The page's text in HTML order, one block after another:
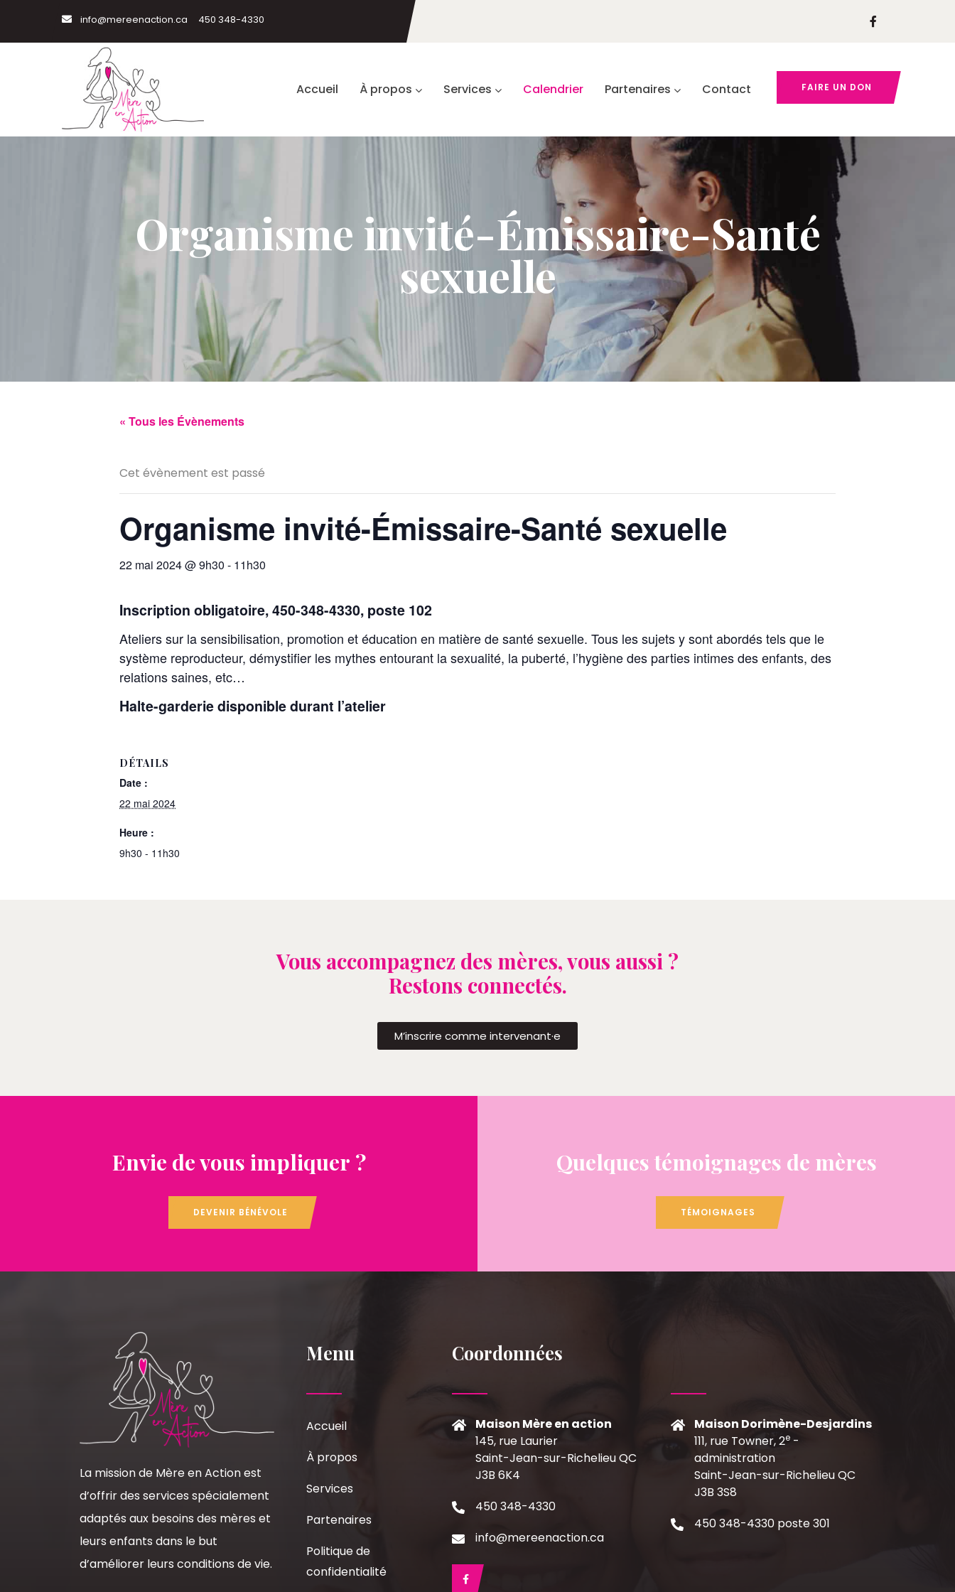
info@mereenaction.ca 450 348-4330
Accueil À propos Services Calendrier Partenaires Contact FAIRE UN DON
Organisme invité-Émissaire-Santé
sexuelle
« Tous les Évènements
Cet évènement est passé
Organisme invité-Émissaire-Santé sexuelle
22 mai 2024 @ 9h30 - 11h30
Inscription obligatoire, 450-348-4330, poste 102
Ateliers sur la sensibilisation, promotion et éducation en matière de santé sexuelle. Tous les sujets y sont abordés tels que le
système reproducteur, démystifier les mythes entourant la sexualité, la puberté, l’hygiène des parties intimes des enfants, des
relations saines, etc…
Halte-garderie disponible durant l’atelier
DÉTAILS
Date :
22 mai 2024
Heure :
9h30 - 11h30
Vous accompagnez des mères, vous aussi ?
Restons connectés.
M’inscrire comme intervenant·e
Envie de vous impliquer ?
DEVENIR BÉNÉVOLE
Quelques témoignages de mères
TÉMOIGNAGES
La mission de Mère en Action est
d’offrir des services spécialement
adaptés aux besoins des mères et
leurs enfants dans le but
d’améliorer leurs conditions de vie.
Menu
Accueil
À propos
Services
Partenaires
Politique de
confidentialité
Coordonnées
Maison Mère en action
145, rue Laurier
Saint-Jean-sur-Richelieu QC
J3B 6K4
450 348-4330
info@mereenaction.ca
Maison Dorimène-Desjardins
111, rue Towner, 2e -
administration
Saint-Jean-sur-Richelieu QC
J3B 3S8
450 348-4330 poste 301